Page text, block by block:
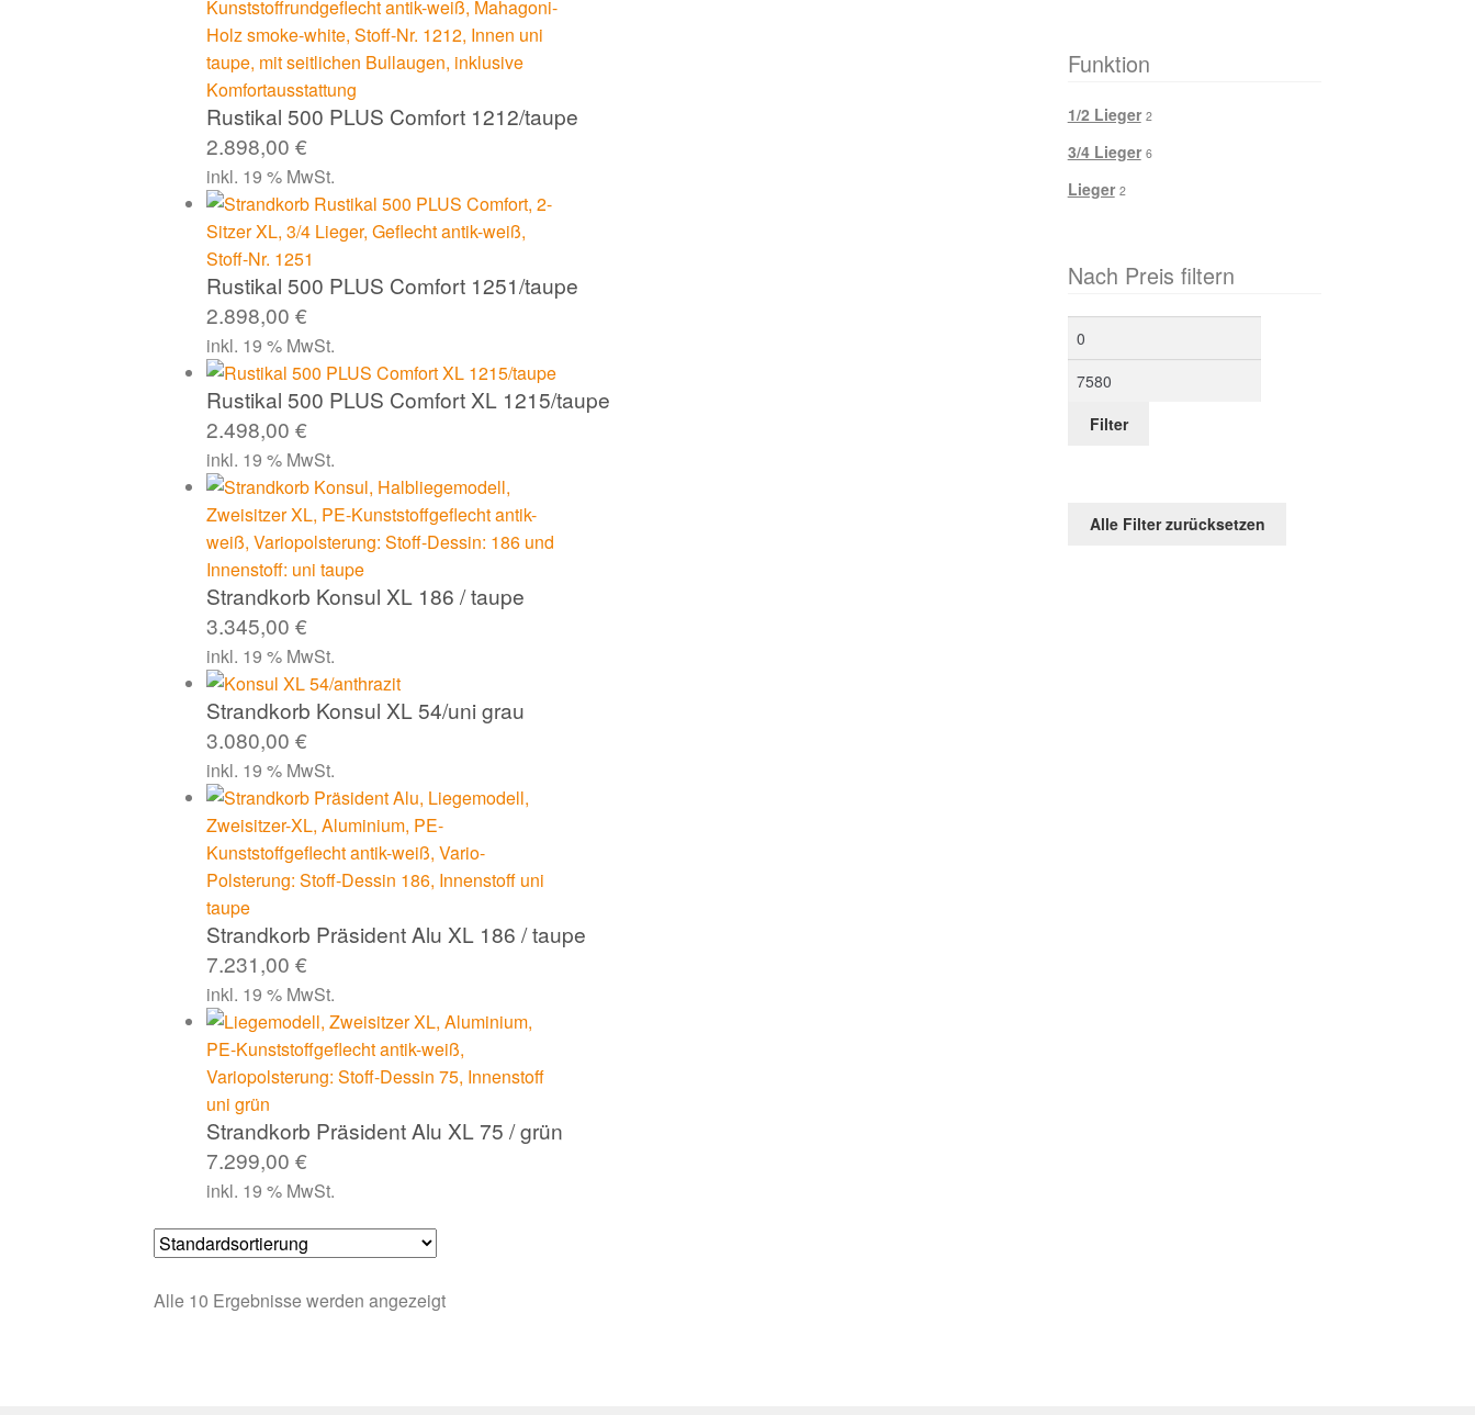
Rustikal 500 PLUS Comfort 1212/taupe
2.898,00€
inkl. 19 % MwSt.
Rustikal 500 PLUS Comfort 1251/taupe
2.898,00€
inkl. 19 % MwSt.
Rustikal 500 PLUS Comfort XL 1215/taupe
2.498,00€
inkl. 19 % MwSt.
Strandkorb Konsul XL 186 / taupe
3.345,00€
inkl. 19 % MwSt.
Strandkorb Konsul XL 54/uni grau
3.080,00€
inkl. 19 % MwSt.
Strandkorb Präsident Alu XL 186 / taupe
7.231,00€
inkl. 19 % MwSt.
Strandkorb Präsident Alu XL 75 / grün
7.299,00€
inkl. 19 % MwSt.
Alle 10 Ergebnisse werden angezeigt
Funktion
1/2 Lieger 2
3/4 Lieger 6
Lieger 2
Nach Preis filtern
Preis
Filter
Alle Filter zurücksetzen